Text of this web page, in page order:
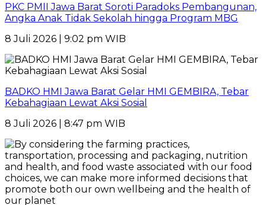
PKC PMII Jawa Barat Soroti Paradoks Pembangunan,
Angka Anak Tidak Sekolah hingga Program MBG
8 Juli 2026 | 9:02 pm WIB
BADKO HMI Jawa Barat Gelar HMI GEMBIRA, Tebar
Kebahagiaan Lewat Aksi Sosial
8 Juli 2026 | 8:47 pm WIB